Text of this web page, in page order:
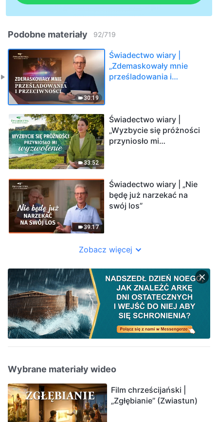
Podobne materiały 92/719
30:19
Świadectwo wiary |
„Zdemaskowały mnie
prześladowania i
33:52
Świadectwo wiary |
„Wyzbycie się próżności
przyniosło mi
39:17
Świadectwo wiary | „Nie
będę już narzekać na
swój los”
Zobacz więcej
Wybrane materiały wideo
Film chrześcijański |
„Zgłębianie” (Zwiastun)